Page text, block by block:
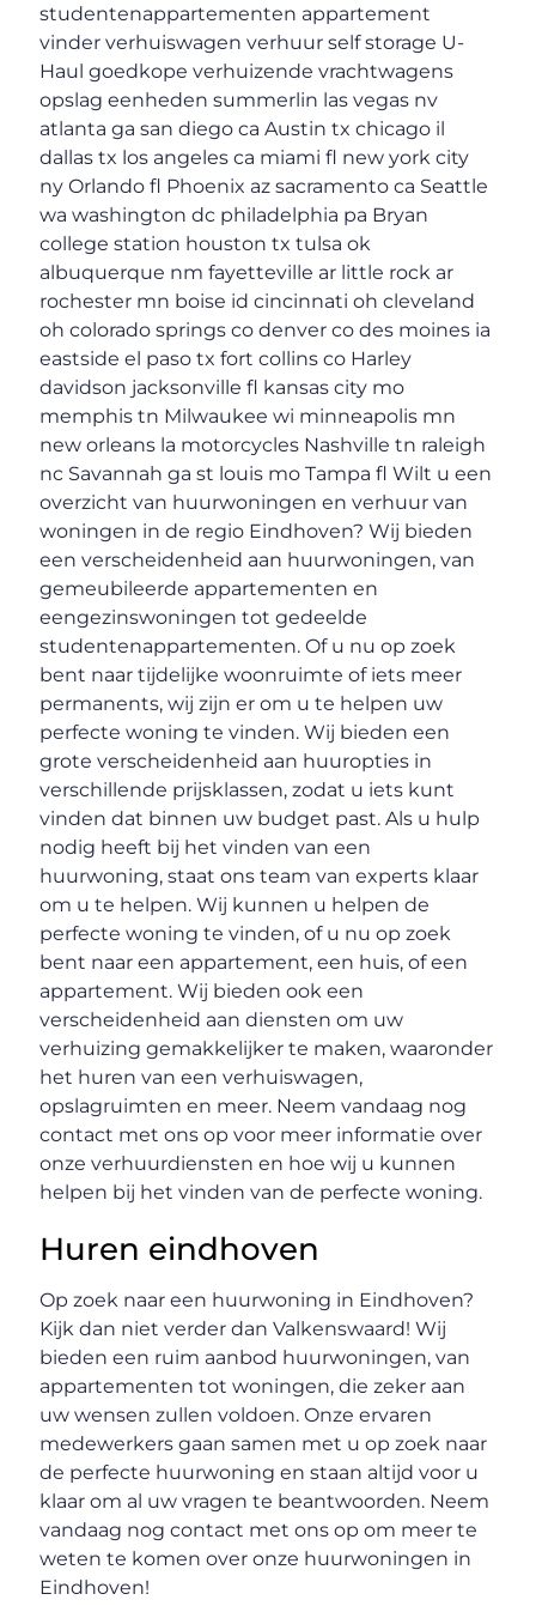
studentenappartementen appartement
vinder verhuiswagen verhuur self storage U-
Haul goedkope verhuizende vrachtwagens
opslag eenheden summerlin las vegas nv
atlanta ga san diego ca Austin tx chicago il
dallas tx los angeles ca miami fl new york city
ny Orlando fl Phoenix az sacramento ca Seattle
wa washington dc philadelphia pa Bryan
college station houston tx tulsa ok
albuquerque nm fayetteville ar little rock ar
rochester mn boise id cincinnati oh cleveland
oh colorado springs co denver co des moines ia
eastside el paso tx fort collins co Harley
davidson jacksonville fl kansas city mo
memphis tn Milwaukee wi minneapolis mn
new orleans la motorcycles Nashville tn raleigh
nc Savannah ga st louis mo Tampa fl Wilt u een
overzicht van huurwoningen en verhuur van
woningen in de regio Eindhoven? Wij bieden
een verscheidenheid aan huurwoningen, van
gemeubileerde appartementen en
eengezinswoningen tot gedeelde
studentenappartementen. Of u nu op zoek
bent naar tijdelijke woonruimte of iets meer
permanents, wij zijn er om u te helpen uw
perfecte woning te vinden. Wij bieden een
grote verscheidenheid aan huuropties in
verschillende prijsklassen, zodat u iets kunt
vinden dat binnen uw budget past. Als u hulp
nodig heeft bij het vinden van een
huurwoning, staat ons team van experts klaar
om u te helpen. Wij kunnen u helpen de
perfecte woning te vinden, of u nu op zoek
bent naar een appartement, een huis, of een
appartement. Wij bieden ook een
verscheidenheid aan diensten om uw
verhuizing gemakkelijker te maken, waaronder
het huren van een verhuiswagen,
opslagruimten en meer. Neem vandaag nog
contact met ons op voor meer informatie over
onze verhuurdiensten en hoe wij u kunnen
helpen bij het vinden van de perfecte woning.
Huren eindhoven
Op zoek naar een huurwoning in Eindhoven?
Kijk dan niet verder dan Valkenswaard! Wij
bieden een ruim aanbod huurwoningen, van
appartementen tot woningen, die zeker aan
uw wensen zullen voldoen. Onze ervaren
medewerkers gaan samen met u op zoek naar
de perfecte huurwoning en staan altijd voor u
klaar om al uw vragen te beantwoorden. Neem
vandaag nog contact met ons op om meer te
weten te komen over onze huurwoningen in
Eindhoven!